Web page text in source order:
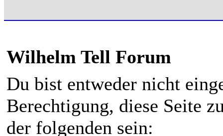
Wilhelm Tell Forum
Du bist entweder nicht
Berechtigung, diese Seite
der folgenden sein: